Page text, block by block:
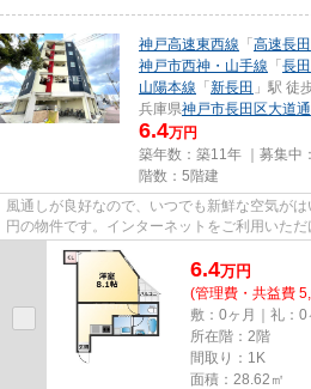
神戸高速東西線 「 高速長田
神戸市西神・山手線 「 長田
山陽本線 「 新長田 」駅 徒
兵庫県神戸市長田区大道通
6.4万円
築年数：築11年 ｜募集中：
階数：5階建
風通しが良好なので、いつでも新鮮な空気が
円の物件です。インターネットをご利用いた
大道通」のここがイチオシ。...
6.4万円
(管理費・共益費
敷：0ヶ月｜礼：0
所在階：2階
間取り：1K
面積：28.62㎡